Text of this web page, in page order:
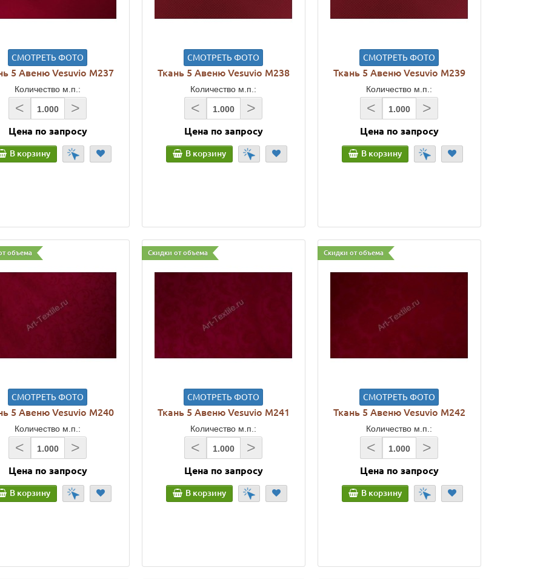
СМОТРЕТЬ ФОТО
5 Авеню Vesuvio M237
Количество м.п.:
< >
Цена по запросу
В корзину
СМОТРЕТЬ ФОТО
Ткань 5 Авеню Vesuvio M238
Количество м.п.:
< >
Цена по запросу
В корзину
СМОТРЕТЬ ФОТО
Ткань 5 Авеню Vesuvio M239
Количество м.п.:
< >
Цена по запросу
В корзину
объема
СМОТРЕТЬ ФОТО
5 Авеню Vesuvio M240
Количество м.п.:
< >
Цена по запросу
В корзину
Скидки от объема
СМОТРЕТЬ ФОТО
Ткань 5 Авеню Vesuvio M241
Количество м.п.:
< >
Цена по запросу
В корзину
Скидки от объема
СМОТРЕТЬ ФОТО
Ткань 5 Авеню Vesuvio M242
Количество м.п.:
< >
Цена по запросу
В корзину